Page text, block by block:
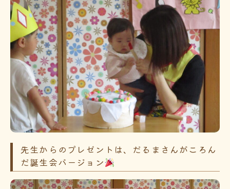
先生からのプレゼントは、だるまさんがころん
だ誕生会バージョン